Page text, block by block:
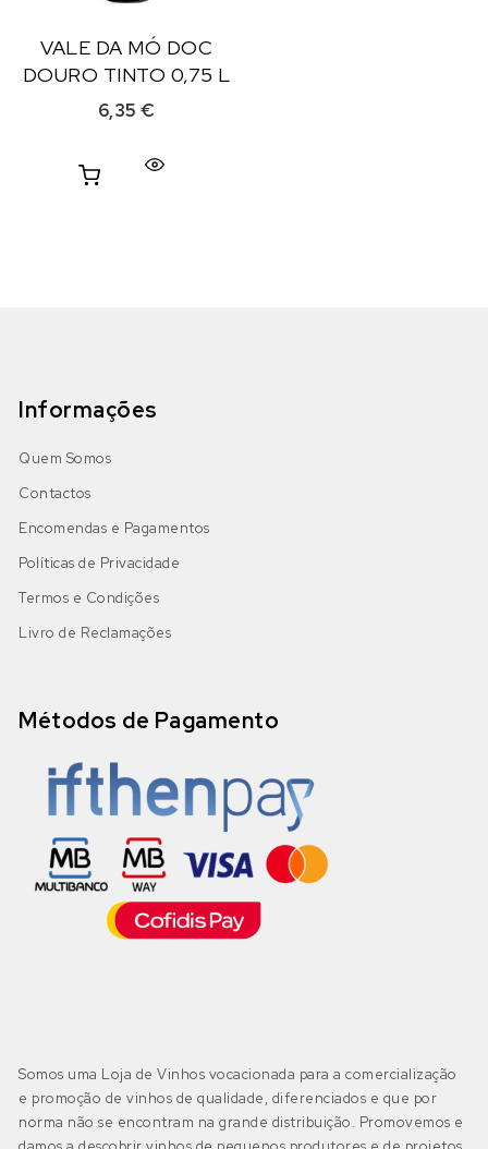
VALE DA MÓ DOC
DOURO TINTO 0,75 L
6,35€
Informações
Quem Somos
Contactos
Encomendas e Pagamentos
Políticas de Privacidade
Termos e Condições
Livro de Reclamações
Métodos de Pagamento
Somos uma Loja de Vinhos vocacionada para a comercialização
e promoção de vinhos de qualidade, diferenciados e que por
norma não se encontram na grande distribuição. Promovemos e